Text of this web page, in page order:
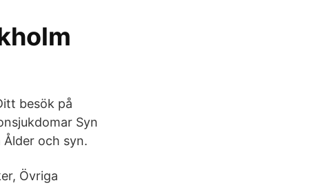
besök på
Syn
Ålder och syn.
Övriga